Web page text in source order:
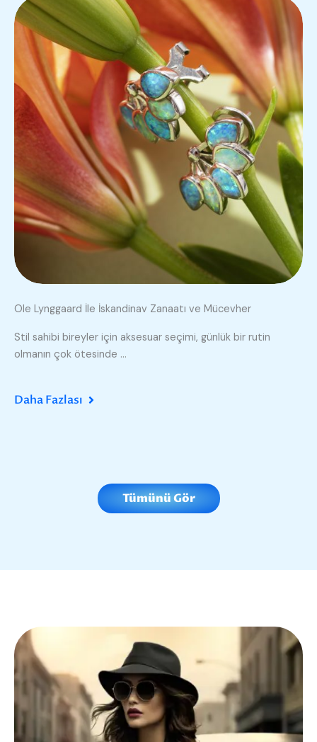
Ole Lynggaard İle İskandinav Zanaatı ve Mücevher
Stil sahibi bireyler için aksesuar seçimi, günlük bir rutin
olmanın çok ötesinde ...
Daha Fazlası
Tümünü Gör